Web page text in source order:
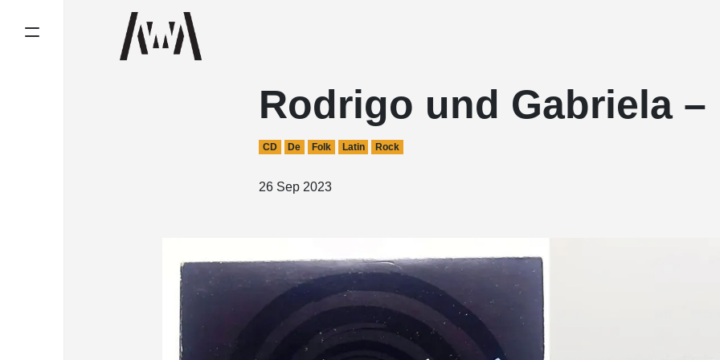
Rodrigo und Gabriela –
CD De Folk Latin Rock
26 Sep 2023